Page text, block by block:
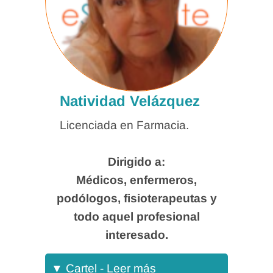
Natividad Velázquez
Licenciada en Farmacia.
Dirigido a:
Médicos, enfermeros,
podólogos, fisioterapeutas y
todo aquel profesional
interesado.
▼ Cartel - Leer más